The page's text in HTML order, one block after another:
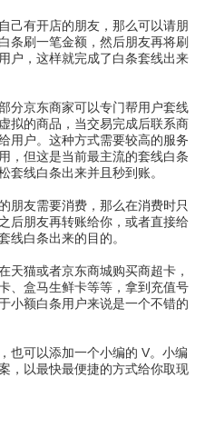
己有开店的朋友，那么可以请朋
条刷一笔金额，然后朋友再将刷
户，这样就完成了白条套线出来
分京东商家可以专门帮用户套线
拟的商品，当交易完成后联系商
用户。这种方式需要较高的服务
，但这是当前最主流的套线白条
套线白条出来并且秒到账。
朋友需要消费，那么在消费时只
后朋友再转账给你，或者直接给
线白条出来的目的。
天猫或者京东商城购买商超卡，
、盒马生鲜卡等等，拿到充值号
小额白条用户来说是一个不错的
也可以添加一个小编的 V。小编
，以最快最便捷的方式给你取现